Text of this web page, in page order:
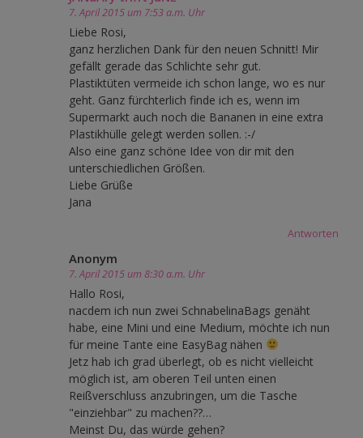
7. April 2015 um 7:53 a.m. Uhr
Liebe Rosi,
ganz herzlichen Dank für den neuen Schnitt! Mir
gefällt gerade das Schlichte sehr gut.
Plastiktüten vermeide ich schon lange, wo es nur
geht. Ganz fürchterlich finde ich es, wenn im
Supermarkt auch noch die Bananen in eine extra
Plastikhülle gelegt werden sollen. :-/
Also eine ganz schöne Idee von dir mit den
unterschiedlichen Größen.
Liebe Grüße
Jana
Antworten
Anonym
7. April 2015 um 8:30 a.m. Uhr
Hallo Rosi,
nacdem ich nun zwei SchnabelinaBags genäht
habe, eine Mini und eine Medium, möchte ich nun
für meine Tante eine EasyBag nähen
Jetz hab ich grad überlegt, ob es nicht vielleicht
möglich ist, am oberen Teil unten einen
Reißverschluss anzubringen, um die Tasche
"einziehbar" zu machen??…
Meinst Du, das würde gehen?